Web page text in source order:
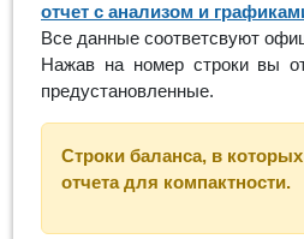
отчет с анализом и
Все данные соответсвуют
Нажав на номер строки вы
предустановленные.
Строки баланса, в
отчета для компактности.